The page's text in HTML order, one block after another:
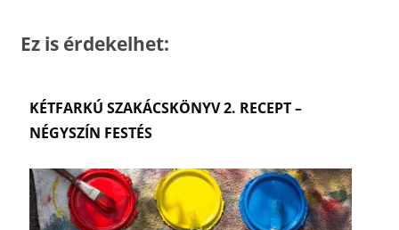
Ez is érdekelhet:
KÉTFARKÚ SZAKÁCSKÖNYV 2. RECEPT –
NÉGYSZÍN FESTÉS